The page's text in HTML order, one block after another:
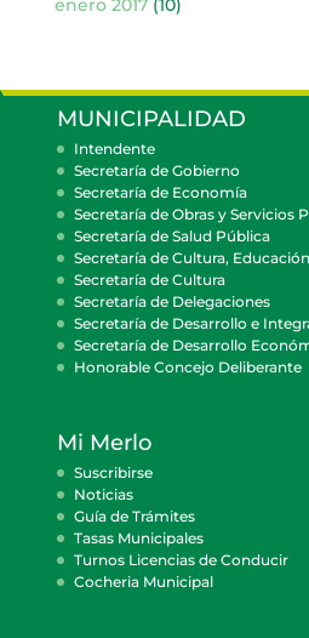
MUNICIPALIDAD
Intendente
Secretaría de Gobierno
Secretaría de Economía
Secretaría de Obras y Servicios
Secretaría de Salud Pública
Secretaría de Cultura,
Secretaría de Cultura
Secretaría de Delegaciones
Secretaría de Desarrollo e
Secretaría de Desarrollo
Honorable Concejo Deliberante
Mi Merlo
Suscribirse
Noticias
Guía de Trámites
Tasas Municipales
Turnos Licencias de Conducir
Cocheria Municipal